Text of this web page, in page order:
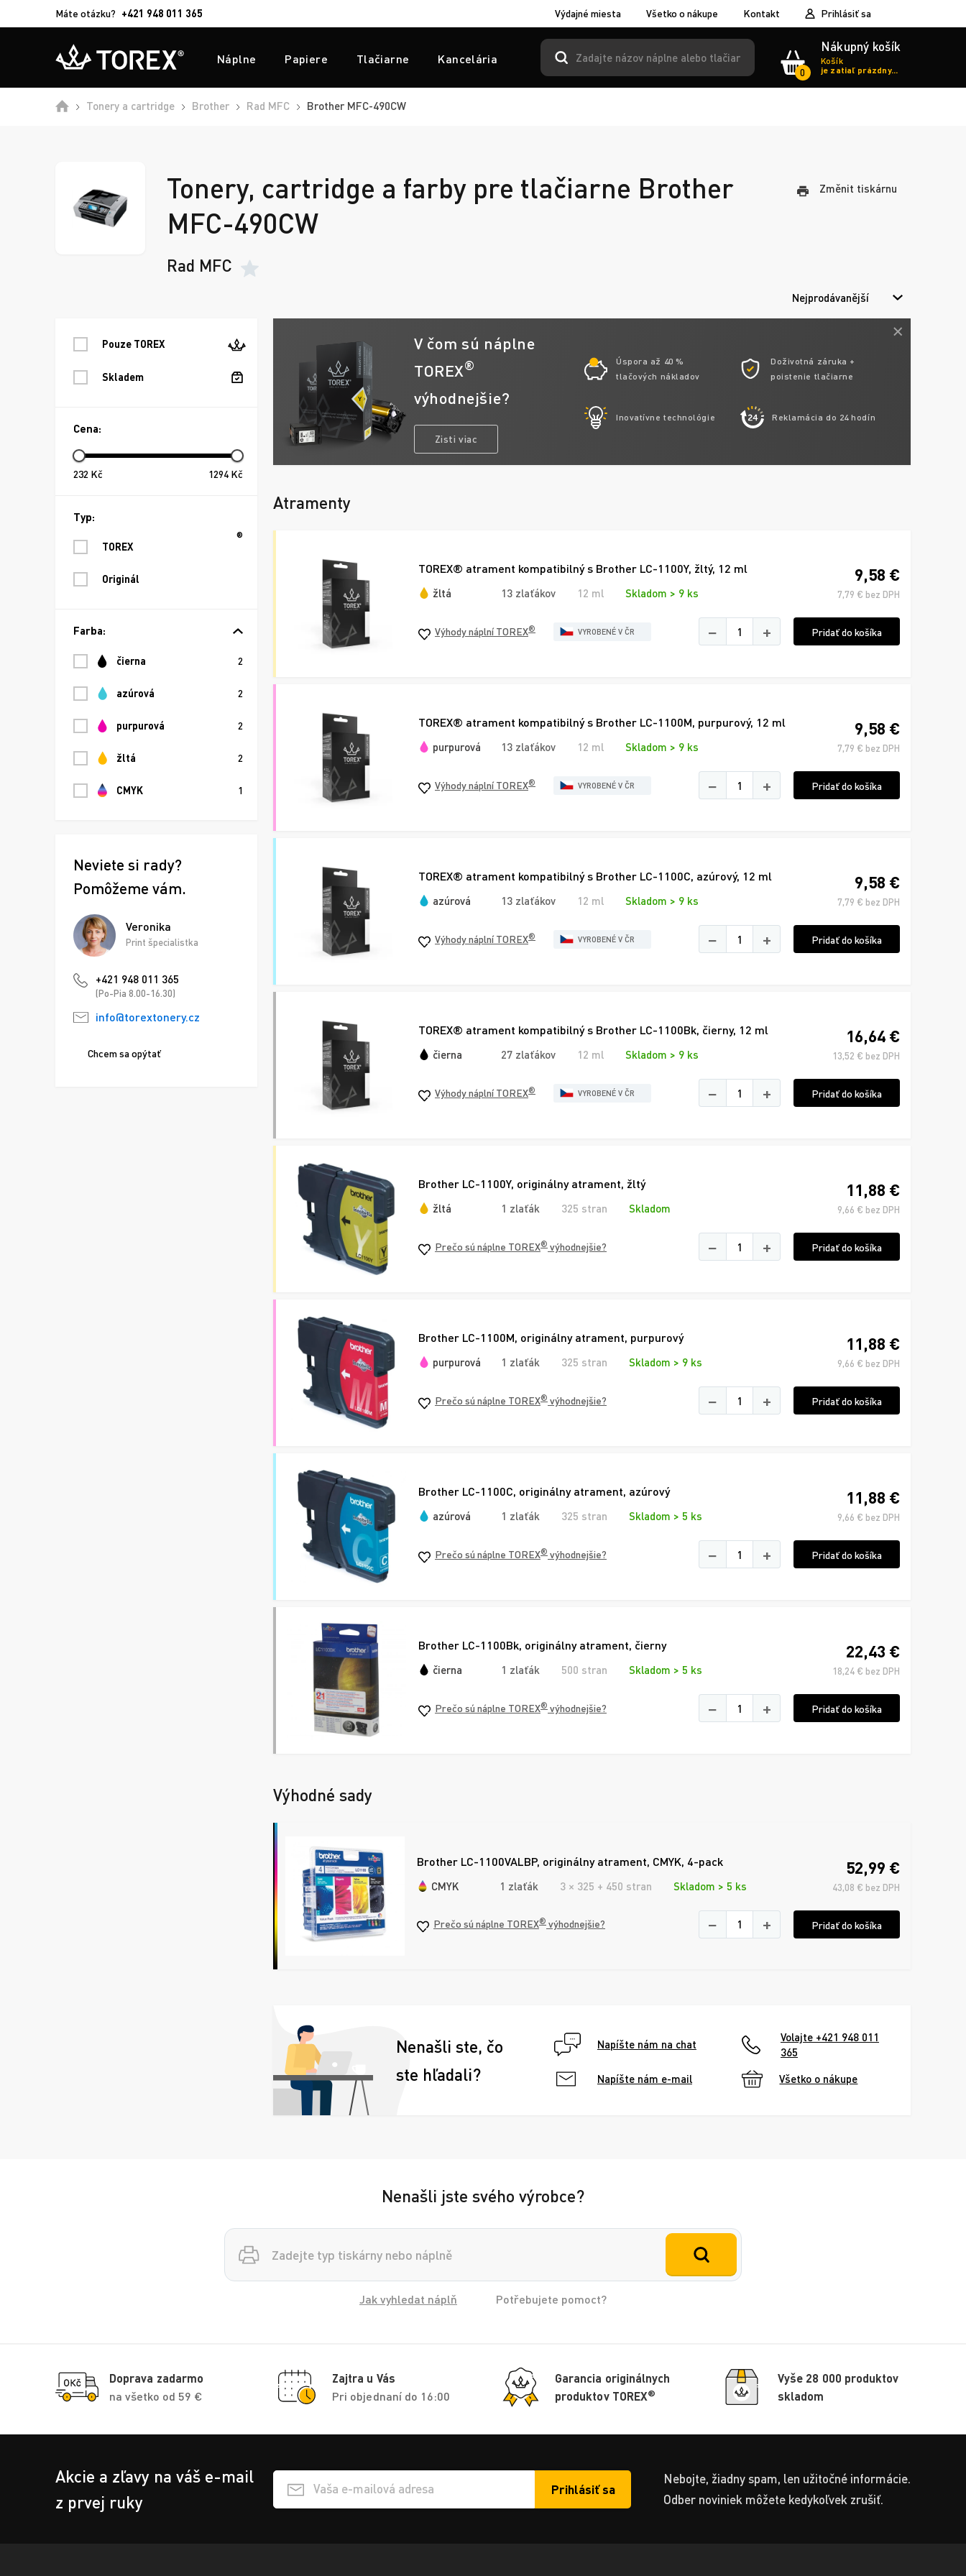
Máte otázku? +421 948 011 365 Výdajné miesta Všetko o nákupe Kontakt Prihlásiť sa
Náplne Papiere Tlačiarne Kancelária
0
Nákupný košík
Košík
je zatiaľ prázdny...
Tonery a cartridge Brother Rad MFC Brother MFC-490CW
Tonery, cartridge a farby pre tlačiarne Brother
MFC-490CW
Rad MFC
Změnit tiskárnu
Nejprodávanější
Pouze TOREX
Skladem
Cena:
232 Kč 1294 Kč
Typ:
TOREX
®
Originál
Farba:
čierna 2
azúrová 2
purpurová 2
žltá 2
CMYK 1
Neviete si rady?
Pomôžeme vám.
Veronika
Print špecialistka
+421 948 011 365
(Po-Pia 8.00-16.30)
info@torextonery.cz
Chcem sa opýtať
V čom sú náplne
TOREX®
výhodnejšie?
Zisti viac
Úspora až 40 %
tlačových nákladov
Doživotná záruka +
poistenie tlačiarne
Inovatívne technológie Reklamácia do 24 hodín
Atramenty
TOREX® atrament kompatibilný s Brother LC-1100Y, žltý, 12 ml
žltá 13 zlaťákov 12 ml Skladom > 9 ks
9,58 €
7,79 € bez DPH
Výhody náplní TOREX® VYROBENÉ V ČR − + Pridať do košíka
TOREX® atrament kompatibilný s Brother LC-1100M, purpurový, 12 ml
purpurová 13 zlaťákov 12 ml Skladom > 9 ks
9,58 €
7,79 € bez DPH
Výhody náplní TOREX® VYROBENÉ V ČR − + Pridať do košíka
TOREX® atrament kompatibilný s Brother LC-1100C, azúrový, 12 ml
azúrová 13 zlaťákov 12 ml Skladom > 9 ks
9,58 €
7,79 € bez DPH
Výhody náplní TOREX® VYROBENÉ V ČR − + Pridať do košíka
TOREX® atrament kompatibilný s Brother LC-1100Bk, čierny, 12 ml
čierna 27 zlaťákov 12 ml Skladom > 9 ks
16,64 €
13,52 € bez DPH
Výhody náplní TOREX® VYROBENÉ V ČR − + Pridať do košíka
Brother LC-1100Y, originálny atrament, žltý
žltá 1 zlaťák 325 stran Skladom
11,88 €
9,66 € bez DPH
Prečo sú náplne TOREX® výhodnejšie? − + Pridať do košíka
Brother LC-1100M, originálny atrament, purpurový
purpurová 1 zlaťák 325 stran Skladom > 9 ks
11,88 €
9,66 € bez DPH
Prečo sú náplne TOREX® výhodnejšie? − + Pridať do košíka
Brother LC-1100C, originálny atrament, azúrový
azúrová 1 zlaťák 325 stran Skladom > 5 ks
11,88 €
9,66 € bez DPH
Prečo sú náplne TOREX® výhodnejšie? − + Pridať do košíka
Brother LC-1100Bk, originálny atrament, čierny
čierna 1 zlaťák 500 stran Skladom > 5 ks
22,43 €
18,24 € bez DPH
Prečo sú náplne TOREX® výhodnejšie? − + Pridať do košíka
Výhodné sady
Brother LC-1100VALBP, originálny atrament, CMYK, 4-pack
CMYK 1 zlaťák 3 × 325 + 450 stran Skladom > 5 ks
52,99 €
43,08 € bez DPH
Prečo sú náplne TOREX® výhodnejšie? − + Pridať do košíka
Nenašli ste, čo
ste hľadali?
Napíšte nám na chat
Volajte +421 948 011
365
Napíšte nám e-mail Všetko o nákupe
Nenašli jste svého výrobce?
Vyhledávání
Jak vyhledat náplň Potřebujete pomoct?
Doprava zadarmo
na všetko od 59 €
Zajtra u Vás
Pri objednaní do 16:00
Garancia originálnych
produktov TOREX®
Vyše 28 000 produktov
skladom
Akcie a zľavy na váš e-mail
z prvej ruky
Přihlášení e-mailu k odběru Prihlásiť sa
Nebojte, žiadny spam, len užitočné informácie.
Odber noviniek môžete kedykoľvek zrušiť.